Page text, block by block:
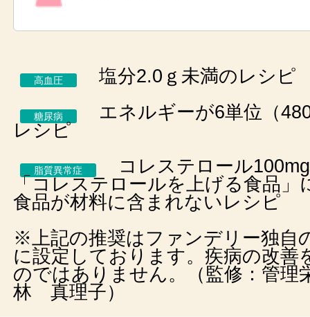
高血圧 塩分2.0ｇ未満のレシピ
糖尿病
エネルギーが6単位（
レシピ
脂質異常症
コレステロール
「コレステロールを上げる食品」
食品が材料に含まれないレシピ
※上記の推奨はファンデリー独自
に設定しております。疾病の改善
のではありません。（監修：管
林 真理子）